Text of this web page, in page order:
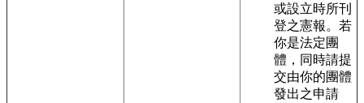
或設立時所刊
登之憲報。若
你是法定團
體，同時請提
交由你的團體
發出之申請